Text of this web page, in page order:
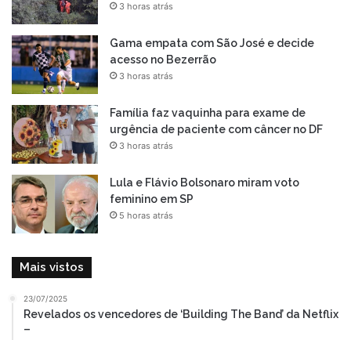
3 horas atrás
Gama empata com São José e decide
acesso no Bezerrão
3 horas atrás
Família faz vaquinha para exame de
urgência de paciente com câncer no DF
3 horas atrás
Lula e Flávio Bolsonaro miram voto
feminino em SP
5 horas atrás
Mais vistos
23/07/2025
Revelados os vencedores de ‘Building The Band’ da Netflix
–